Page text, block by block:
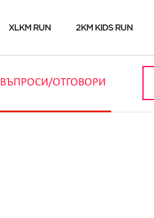
XLKM RUN 2KM KIDS RUN
ВЪПРОСИ/ОТГОВОРИ